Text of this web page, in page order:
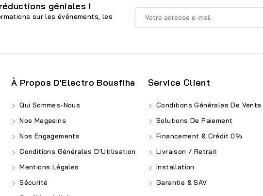
géniales !
sur les événements, les
À Propos D'Electro Bousfiha
Qui Sommes-Nous
Nos Magasins
Nos Engagements
Conditions Générales D’Utilisation
Mentions Légales
Sécurité
Service Client
Conditions Générales De Vente
Solutions De Paiement
Financement & Crédit 0%
Livraison / Retrait
Installation
Garantie & SAV